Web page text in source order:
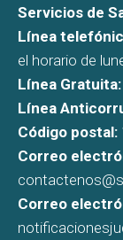
Servicios de
Línea
el horario de
Línea Gratuita:
Línea
Código postal:
Correo
Correo